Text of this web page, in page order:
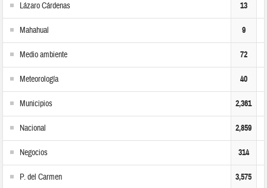
Lázaro Cárdenas 13
Mahahual 9
Medio ambiente 72
Meteorología 40
Municipios 2,361
Nacional 2,859
Negocios 314
P. del Carmen 3,575